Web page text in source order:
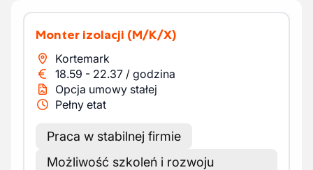
Monter izolacji (M/K/X)
Kortemark
18.59 - 22.37 / godzina
Opcja umowy stałej
Pełny etat
Praca w stabilnej firmie
Możliwość szkoleń i rozwoju